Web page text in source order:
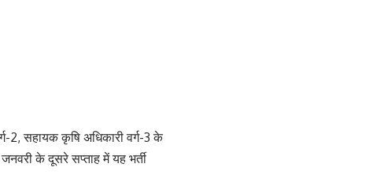
2, सहायक कृषि अधिकारी वर्ग-3 के
के दूसरे सप्ताह में यह भर्ती